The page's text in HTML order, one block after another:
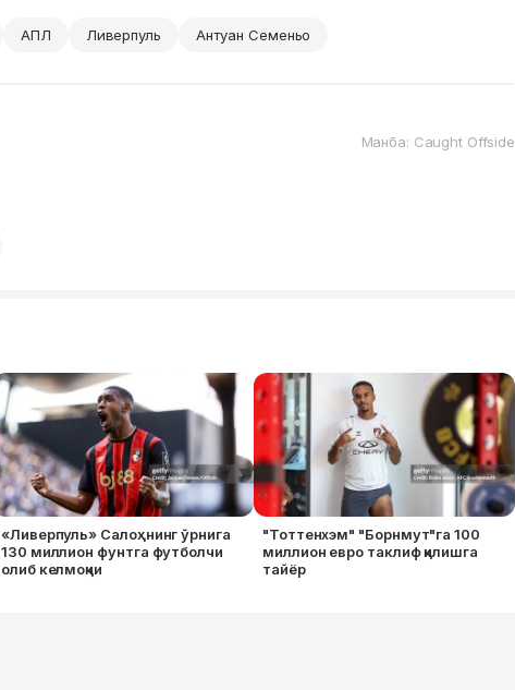
АПЛ Ливерпуль Антуан Семеньо
Манба: Caught Offside
«Ливерпуль» Салоҳнинг ўрнига
130 миллион фунтга футболчи
олиб келмоқчи
"Тоттенхэм" "Борнмут"га 100
миллион евро таклиф қилишга
тайёр